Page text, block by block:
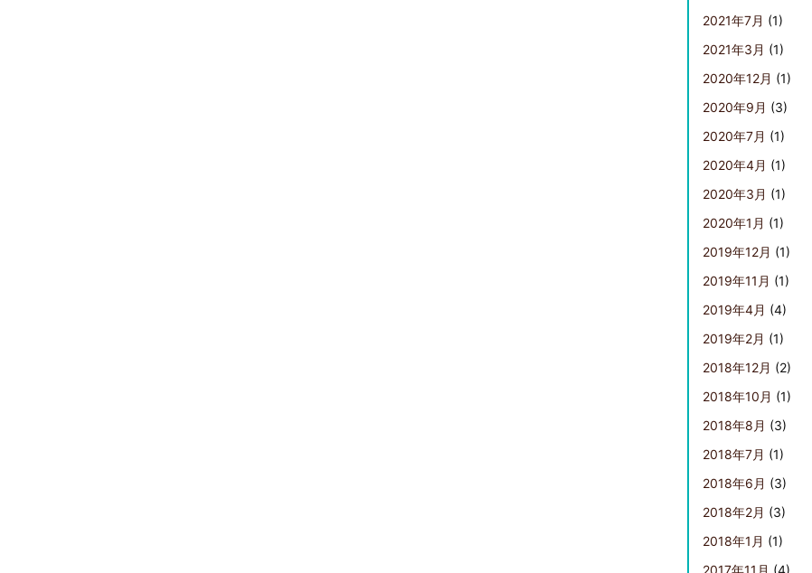
2021年7月 (1)
2021年3月 (1)
2020年12月 (1)
2020年9月 (3)
2020年7月 (1)
2020年4月 (1)
2020年3月 (1)
2020年1月 (1)
2019年12月 (1)
2019年11月 (1)
2019年4月 (4)
2019年2月 (1)
2018年12月 (2)
2018年10月 (1)
2018年8月 (3)
2018年7月 (1)
2018年6月 (3)
2018年2月 (3)
2018年1月 (1)
2017年11月 (4)